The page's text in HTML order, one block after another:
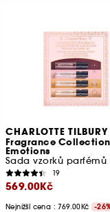
CHARLOTTE TILBURY
Fragrance
Emotions
Sada vzorků parfémů
19
569.00Kč
Nejnižší cena : 769.00Kč -